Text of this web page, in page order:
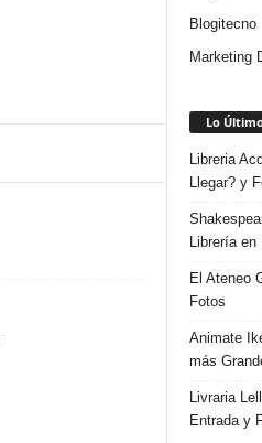
Blogitecno
Marketing
Lo
Libreria
Llegar? y
Librería en
El Ateneo
Fotos
Animate
más
Livraria
Entrada y